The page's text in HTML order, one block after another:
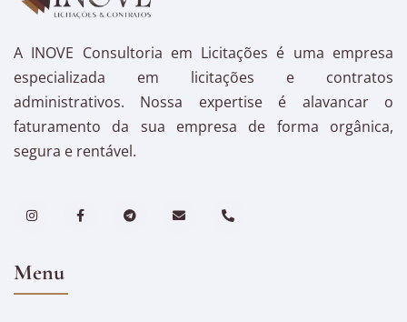
A INOVE Consultoria em Licitações é uma empresa
especializada em licitações e contratos
administrativos. Nossa expertise é alavancar o
faturamento da sua empresa de forma orgânica,
segura e rentável.
Menu